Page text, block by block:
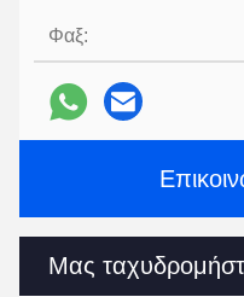
Φαξ:
Μας